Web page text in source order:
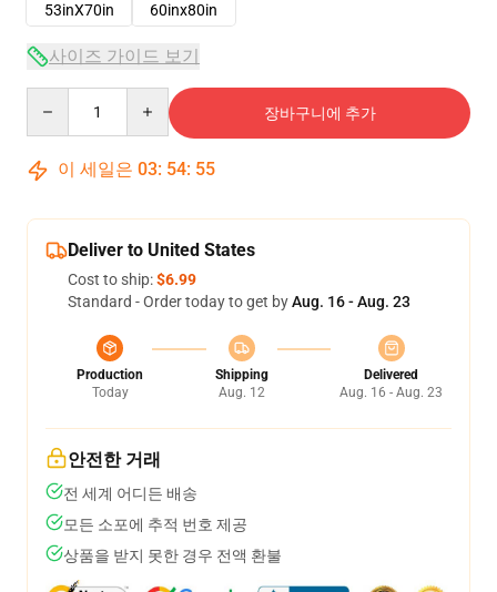
53inX70in
60inx80in
사이즈 가이드 보기
장바구니에 추가
이 세일은 03: 54: 54
Deliver to United States
Cost to ship:$6.99
Standard - Order today to get byAug. 16 - Aug. 23
Production
Today
Shipping
Aug. 12
Delivered
Aug. 16 - Aug. 23
안전한 거래
전 세계 어디든 배송
모든 소포에 추적 번호 제공
상품을 받지 못한 경우 전액 환불